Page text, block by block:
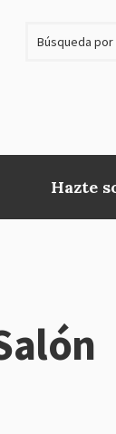
Hazte